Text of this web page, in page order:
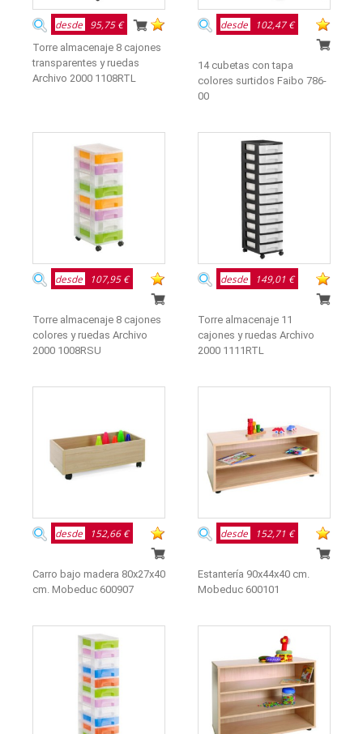
desde 95,75 €
Torre almacenaje 8 cajones
transparentes y ruedas
Archivo 2000 1108RTL
desde 102,47 €
14 cubetas con tapa
colores surtidos Faibo 786-
00
desde 107,95 €
Torre almacenaje 8 cajones
colores y ruedas Archivo
2000 1008RSU
desde 149,01 €
Torre almacenaje 11
cajones y ruedas Archivo
2000 1111RTL
desde 152,66 €
Carro bajo madera 80x27x40
cm. Mobeduc 600907
desde 152,71 €
Estantería 90x44x40 cm.
Mobeduc 600101